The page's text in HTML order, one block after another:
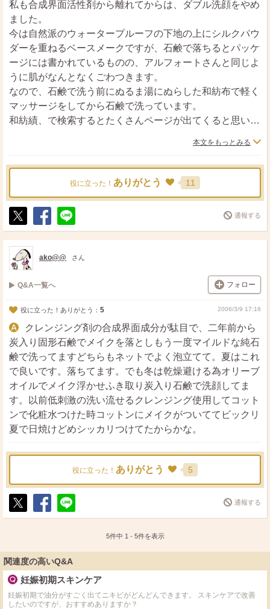
タール色素自体が色素沈着の原因ではない様ですが、メイ
ク類、特に色物を残してしまったりしたら、色素沈着まで
はいかなくても、くすみの遠因になり兼ねないのでは？と
思います。
私も、某女史が推進する以前からノン・ダブル洗顔派でし
たが、クレンジング後の洗顔は「クレンジング剤を落とす
ことを目的としている」という助言を受けてから、ダブル
これは界面活性剤類を肌に残さないということではなく、
当たり前ですが、クレンジング剤はメイクを落とすための
ものなので、乾燥しないからといって、クレンジング剤を
肌に残したままは良くない、ということだからだそうで
す。
私はオイクレ後、ネットで泡をしっかり作り、泡を顔に乗
せ、擦らずに軽く押す様にして泡洗顔をしています。
以前はダブル洗顔で結構乾燥感がありましたが、洗顔法を
工夫するだけでも違いがあります（笑）。
石鹸クレンジングはしていませんが、こんな方法もあると
いうことで^^;
私も合成界面活性剤から離れてからは、ダブル洗顔をやめ
ました。
今は自然派のウォータープルーフの下地の上にシルクパウ
ダーを重ねるベースメークですが、石鹸で落ちるとパッケ
ージには書かれているものの、アルフォートさんと同じよ
うに肌がなんとなくごわつきます。
なので、石鹸で洗う前にぬるま湯にぬらした和紡布で軽く
マッサージをしてから石鹸で洗っています。
和紡績、で検索するとたくさんページが出てくると思いま
多く軽い油汚れならとってくれると言われているもので
す。
強くこすり過ぎないよう注意が必要ですが、不思議とこれ
で軽くマッサージするだけでさっぱり洗いあがるんです。
合成ポリマーの下地を使っていた時も落ちましたので、軽
い化粧でしたら落ちると思います。
しょうか？
本文をもっとみる
役に立った！ ありがとう 11
ポ
ス
ト
シ
ェ
送
る
通報する
ako@@ さん
Q&A一覧へ フォロー
役に立った！ありがとう： 5 2006/3/9 17:16
クレンジング剤の合成界面成分が駄目で、二年前から
炭入り固形石鹸でメイクを落としもう一度マイルドな純石
鹸で洗ってますどちらもネットでよく泡立てて。夏はこれ
で良いです。落ちてます。でも冬は乾燥避ける為オリーブ
オイルでメイク浮かせふき取り炭入り石鹸で洗顔してま
す。以前低刺激の洗い流せるクレンジング使用してコット
ンで化粧水つけた時コットンにメイクがついててビックリ
夏で日焼けどめシッカリつけてたからかな。
役に立った！ ありがとう 5
ポ
シ
送
通報する
5件中 1 - 5件を表示
関連度の高いQ&A
妊娠初期スキンケア
妊娠初期で油分がすごく出てニキビがどんどんできます。 スキンケアで改善
したいのですが、おすすめありますか？